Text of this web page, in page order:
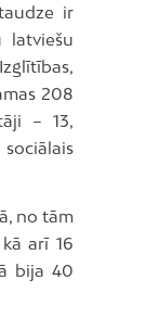
ir
latviešu
208
– 13,
no tām
arī 16
bija 40